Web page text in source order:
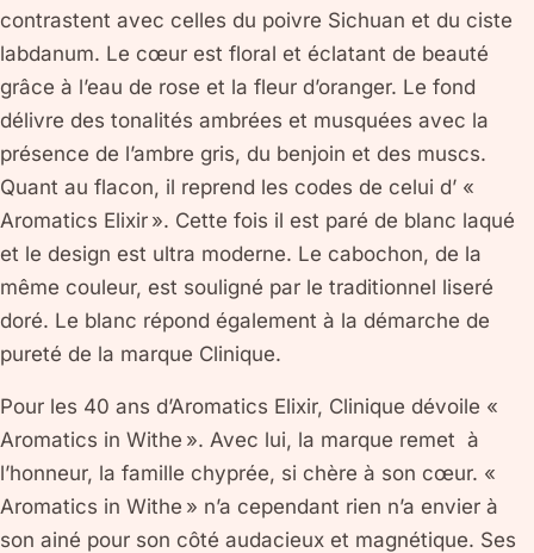
contrastent avec celles du poivre Sichuan et du ciste
labdanum. Le cœur est floral et éclatant de beauté
grâce à l’eau de rose et la fleur d’oranger. Le fond
délivre des tonalités ambrées et musquées avec la
présence de l’ambre gris, du benjoin et des muscs.
Quant au flacon, il reprend les codes de celui d’ «
Aromatics Elixir ». Cette fois il est paré de blanc laqué
et le design est ultra moderne. Le cabochon, de la
même couleur, est souligné par le traditionnel liseré
doré. Le blanc répond également à la démarche de
pureté de la marque Clinique.
Pour les 40 ans d’Aromatics Elixir, Clinique dévoile «
Aromatics in Withe ». Avec lui, la marque remet à
l’honneur, la famille chyprée, si chère à son cœur. «
Aromatics in Withe » n’a cependant rien n’a envier à
son ainé pour son côté audacieux et magnétique. Ses